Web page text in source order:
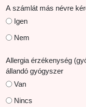
S
a
t
s
+
1
A számlát más névre
Igen
Nem
Allergia érzékenység
állandó gyógyszer
Van
Nincs